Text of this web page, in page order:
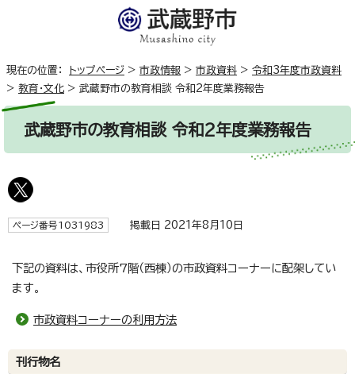
現在の位置： トップページ > 市政情報 > 市政資料 > 令和3年度市政資料
> 教育・文化 > 武蔵野市の教育相談 令和2年度業務報告
武蔵野市の教育相談 令和2年度業務報告
ページ番号1031983 掲載日 2021年8月10日
下記の資料は、市役所7階（西棟）の市政資料コーナーに配架してい
ます。
市政資料コーナーの利用方法
刊行物名